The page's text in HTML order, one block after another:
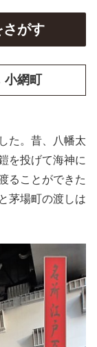
さがす
網町
た。昔、八幡太
を投げて海神に
ることができた
茅場町の渡しは